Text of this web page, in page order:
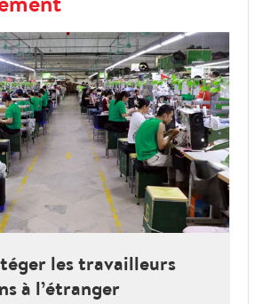
les travailleurs
à l’étranger